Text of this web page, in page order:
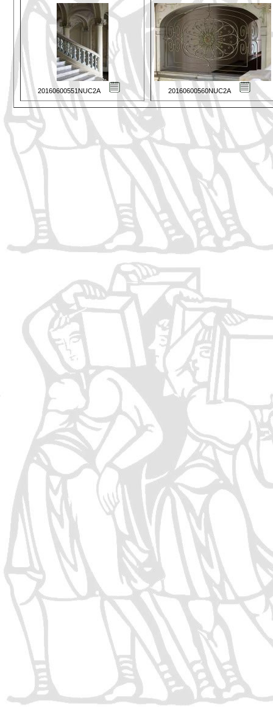
20160600551NUC2A 20160600560NUC2A